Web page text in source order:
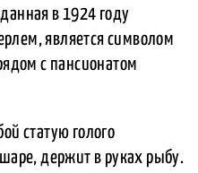
в 1924 году
является символом
с пансионатом
статую голого
держит в руках рыбу.